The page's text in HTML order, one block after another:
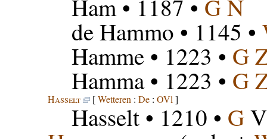
Ham• 1187 • G N
de Hammo • 1145 •
Hamme• 1223 • G
Hamma• 1223 • G
Hasselt [Wetteren : De: OVl ]
Hasselt• 1210 • GV